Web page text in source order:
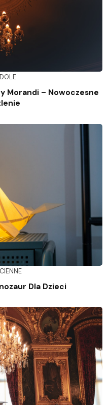
Morandi – Nowoczesne
Dla Dzieci